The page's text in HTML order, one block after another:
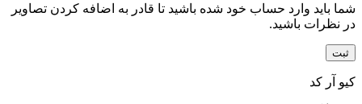
شما باید وارد حساب خود شده باشید تا قادر به اضافه کردن تصاویر
در نظرات باشید.
کیو آر کد